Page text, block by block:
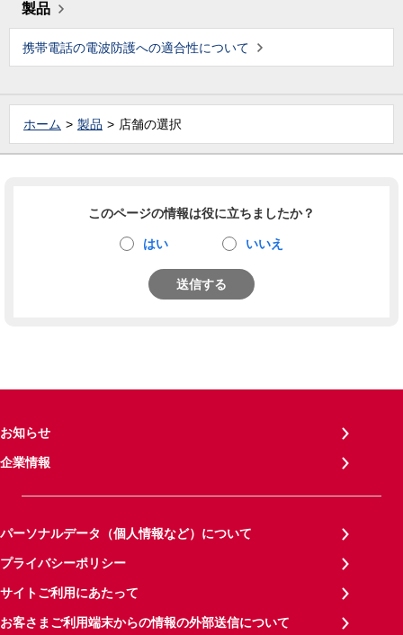
製品
携帯電話の電波防護への適合性について
ホーム 製品 店舗の選択
このページの情報は役に立ちましたか？
はい いいえ
送信する
お知らせ
企業情報
パーソナルデータ（個人情報など）について
プライバシーポリシー
サイトご利用にあたって
お客さまご利用端末からの情報の外部送信について